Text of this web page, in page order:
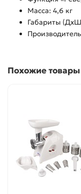
Масса: 4,6 кг
Габариты
Похожие товары